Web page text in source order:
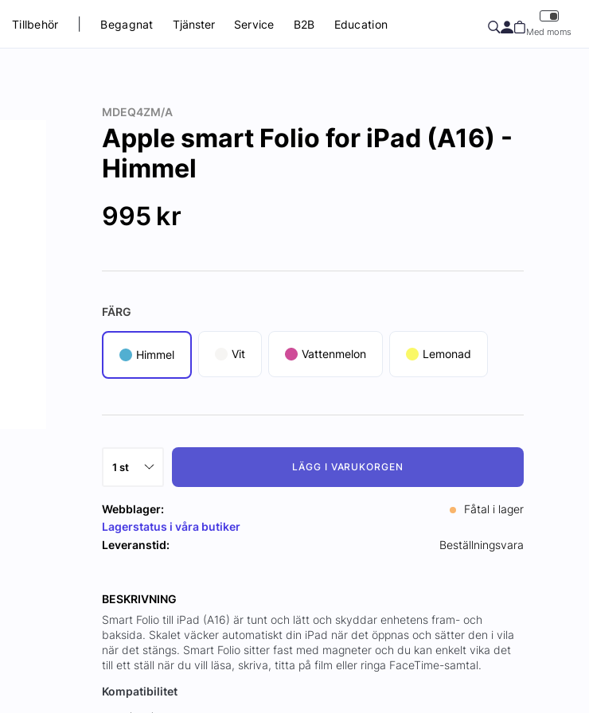
Tillbehör Begagnat Tjänster Service B2B Education
Med moms
MDEQ4ZM/A
Apple smart Folio for iPad (A16) -
Himmel
995 kr
FÄRG
Himmel Vit Vattenmelon Lemonad
LÄGG I VARUKORGEN
Webblager:
Fåtal i lager
Lagerstatus i våra butiker
Leveranstid:
Beställningsvara
BESKRIVNING
Smart Folio till iPad (A16) är tunt och lätt och skyddar enhetens fram- och
baksida. Skalet väcker automatiskt din iPad när det öppnas och sätter den i vila
när det stängs. Smart Folio sitter fast med magneter och du kan enkelt vika det
till ett ställ när du vill läsa, skriva, titta på film eller ringa FaceTime-samtal.
Kompatibilitet